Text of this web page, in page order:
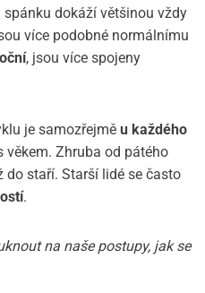
spánku dokáží většinou vždy
více podobné normálnímu
, jsou více spojeny
je samozřejmě u každého
věkem. Zhruba od pátého
do staří. Starší lidé se často
.
na naše postupy, jak se